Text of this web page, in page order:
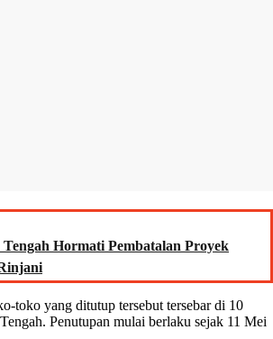
Hormati Pembatalan Proyek
toko yang ditutup tersebut tersebar di 10
Penutupan mulai berlaku sejak 11 Mei